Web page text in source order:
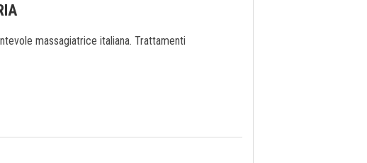
massagiatrice italiana. Trattamenti